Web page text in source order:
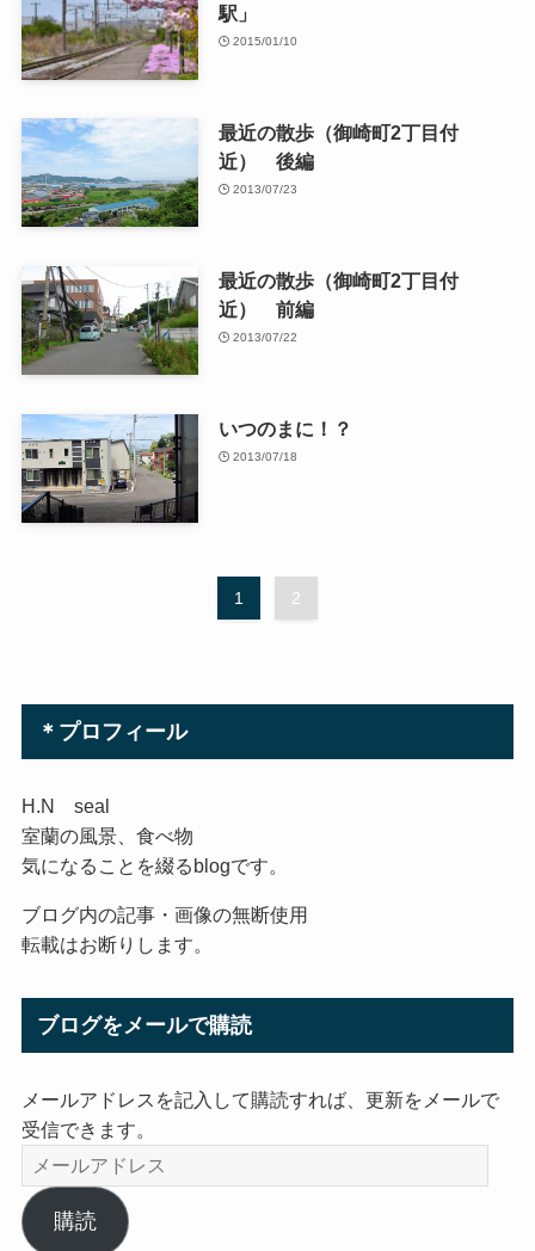
駅」
2015/01/10
最近の散歩（御崎町2丁目付
近） 後編
2013/07/23
最近の散歩（御崎町2丁目付
近） 前編
2013/07/22
いつのまに！？
2013/07/18
1 2
＊プロフィール
H.N seal
室蘭の風景、食べ物
気になることを綴るblogです。
ブログ内の記事・画像の無断使用
転載はお断りします。
ブログをメールで購読
メールアドレスを記入して購読すれば、更新をメールで
受信できます。
メ
ー
ル
購読